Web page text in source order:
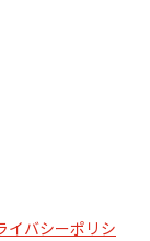
イバシーポリシ